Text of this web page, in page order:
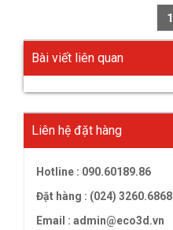
1
Bài viết liên quan
Liên hệ đặt hàng
Hotline : 090.60189.86
Đặt hàng : (024) 3260.6868
Email : admin@eco3d.vn